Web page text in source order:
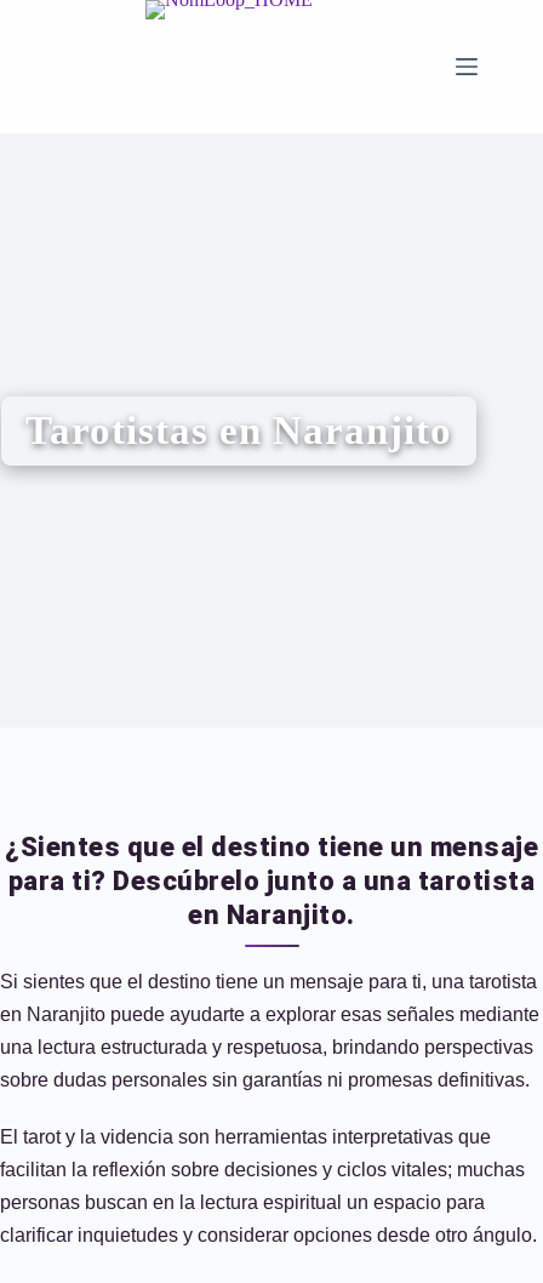
Tarotistas en Naranjito
¿Sientes que el destino tiene un mensaje
para ti? Descúbrelo junto a una tarotista
en Naranjito.
Si sientes que el destino tiene un mensaje para ti, una tarotista
en Naranjito puede ayudarte a explorar esas señales mediante
una lectura estructurada y respetuosa, brindando perspectivas
sobre dudas personales sin garantías ni promesas definitivas.
El tarot y la videncia son herramientas interpretativas que
facilitan la reflexión sobre decisiones y ciclos vitales; muchas
personas buscan en la lectura espiritual un espacio para
clarificar inquietudes y considerar opciones desde otro ángulo.